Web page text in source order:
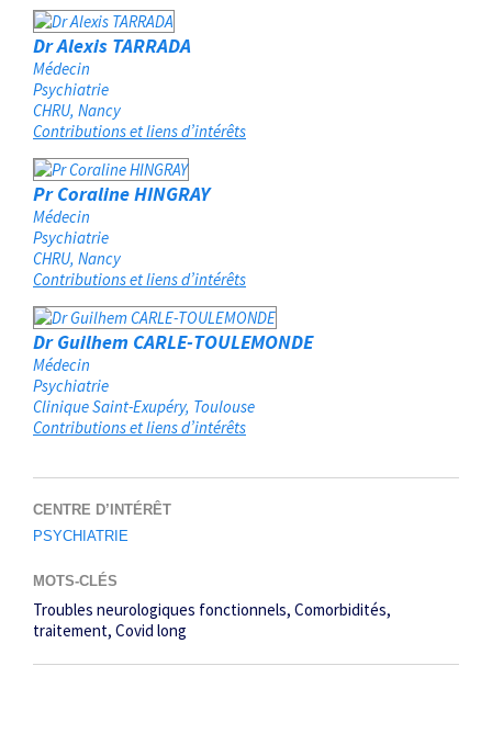
Dr Alexis TARRADA
Médecin
Psychiatrie
CHRU Nancy
Contributions et liens d’intérêts
Pr Coraline HINGRAY
Médecin
Psychiatrie
CHRU Nancy
Contributions et liens d’intérêts
Dr Guilhem CARLE-TOULEMONDE
Médecin
Psychiatrie
Clinique Saint-Exupéry Toulouse
Contributions et liens d’intérêts
CENTRE D’INTÉRÊT
PSYCHIATRIE
MOTS-CLÉS
Troubles neurologiques fonctionnels Comorbidités
traitement Covid long